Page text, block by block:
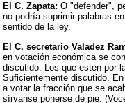
El C. Zapata: O "defender",
no podría suprimir palabras
sentido de la ley.
El C. secretario Valadez
en votación económica se
discutido. Los que estén por
Suficientemente discutido.
a votar la fracción que se
sírvanse ponerse de pie.